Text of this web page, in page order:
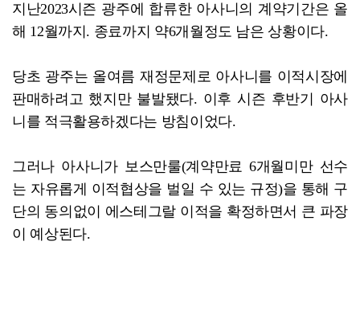
지난2023시즌 광주에 합류한 아사니의 계약기간은 올
해 12월까지. 종료까지 약6개월정도 남은 상황이다.
당초 광주는 올여름 재정문제로 아사니를 이적시장에
판매하려고 했지만 불발됐다. 이후 시즌 후반기 아사
니를 적극활용하겠다는 방침이었다.
그러나 아사니가 보스만룰(계약만료 6개월미만 선수
는 자유롭게 이적협상을 벌일 수 있는 규정)을 통해 구
단의 동의없이 에스테그랄 이적을 확정하면서 큰 파장
이 예상된다.